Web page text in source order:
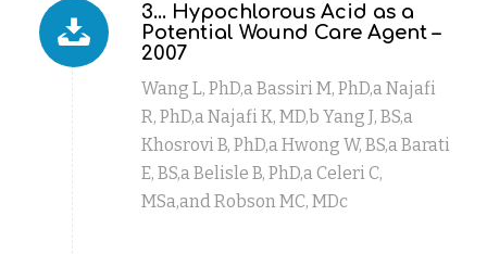
3... Hypochlorous Acid as a
Potential Wound Care Agent –
2007
Wang L, PhD,a Bassiri M, PhD,a Najafi
R, PhD,a Najafi K, MD,b Yang J, BS,a
Khosrovi B, PhD,a Hwong W, BS,a Barati
E, BS,a Belisle B, PhD,a Celeri C,
MSa,and Robson MC, MDc